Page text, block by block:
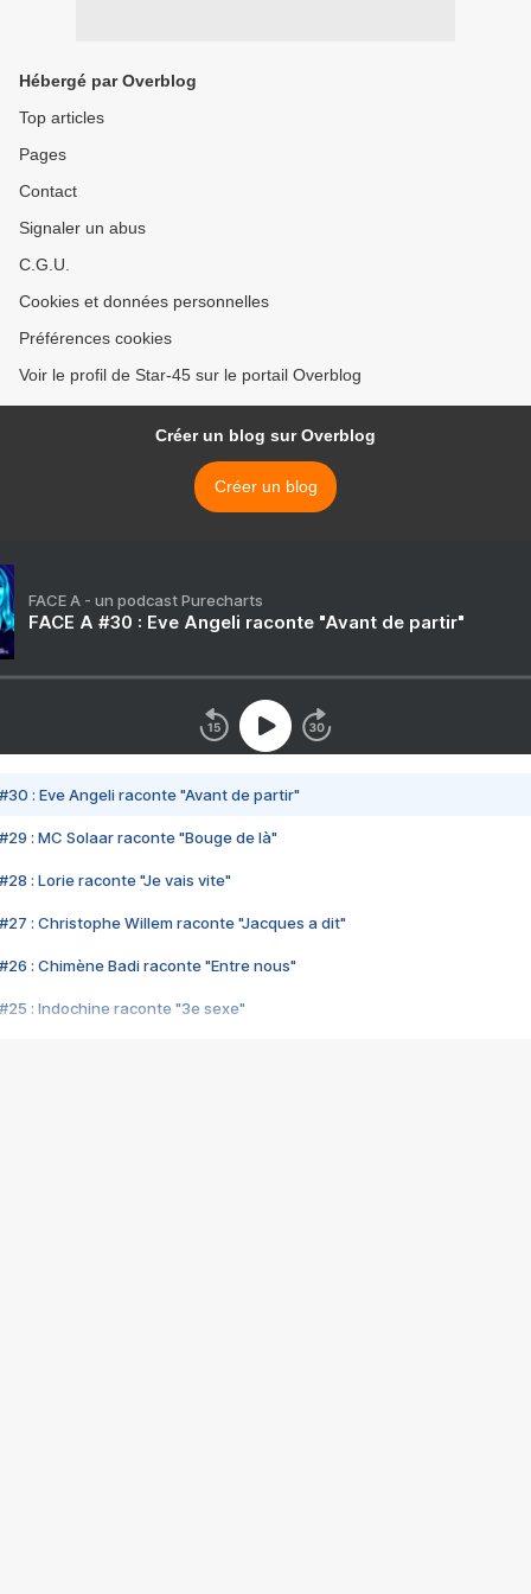
Hébergé par Overblog
Top articles
Pages
Contact
Signaler un abus
C.G.U.
Cookies et données personnelles
Préférences cookies
Voir le profil de Star-45 sur le portail Overblog
Créer un blog sur Overblog
Créer un blog
FACE A - un podcast Purecharts
FACE A #30 : Eve Angeli raconte "Avant de partir"
#30 : Eve Angeli raconte "Avant de partir"
#29 : MC Solaar raconte "Bouge de là"
#28 : Lorie raconte "Je vais vite"
#27 : Christophe Willem raconte "Jacques a dit"
#26 : Chimène Badi raconte "Entre nous"
#25 : Indochine raconte "3e sexe"